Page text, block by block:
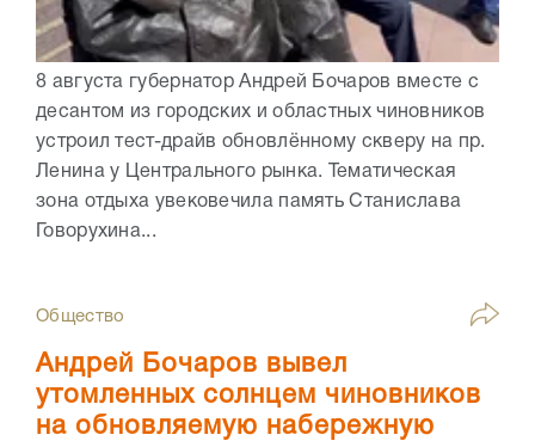
8 августа губернатор Андрей Бочаров вместе с
десантом из городских и областных чиновников
устроил тест-драйв обновлённому скверу на пр.
Ленина у Центрального рынка. Тематическая
зона отдыха увековечила память Станислава
Говорухина...
Общество
Андрей Бочаров вывел
утомленных солнцем чиновников
на обновляемую набережную